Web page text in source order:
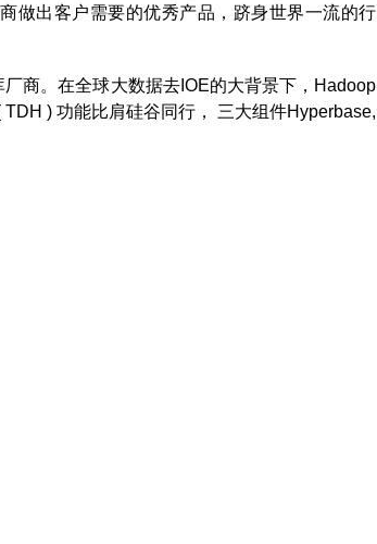
做出客户需要的优秀产品，跻身世界一流的行
商。在全球大数据去IOE的大背景下，Hadoop
) 功能比肩硅谷同行， 三大组件Hyperbase,